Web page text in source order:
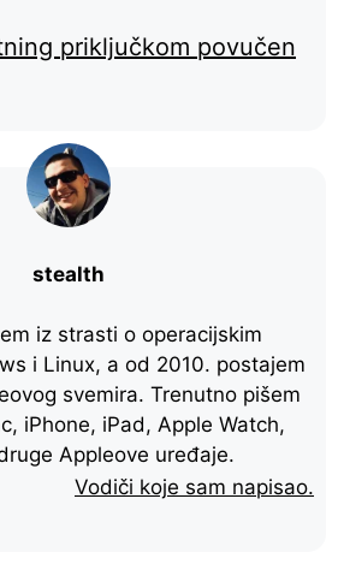
priključkom povučen
stealth
iz strasti o operacijskim
i Linux, a od 2010. postajem
svemira. Trenutno pišem
iPhone, iPad, Apple Watch,
Appleove uređaje.
Vodiči koje sam napisao.